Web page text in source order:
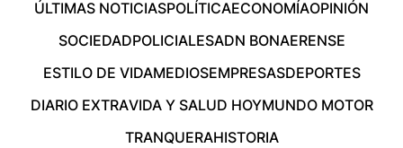
ÚLTIMAS NOTICIASPOLÍTICAECONOMÍAOPINIÓN
SOCIEDADPOLICIALESADN BONAERENSE
ESTILO DE VIDAMEDIOSEMPRESASDEPORTES
DIARIO EXTRAVIDA Y SALUD HOYMUNDO MOTOR
TRANQUERAHISTORIA